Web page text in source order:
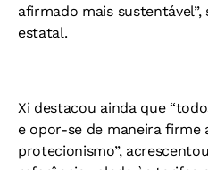
afirmado mais sustentável”,
estatal.
Xi destacou ainda que
e opor-se de maneira firme
protecionismo”,